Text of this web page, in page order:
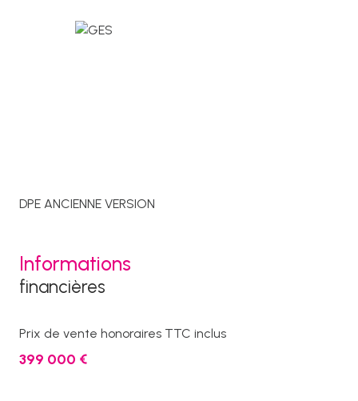
DPE ANCIENNE VERSION
Informations
financières
Prix de vente honoraires TTC inclus
399 000 €